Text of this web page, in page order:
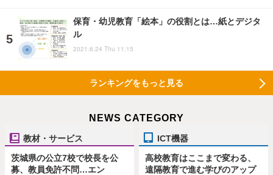
保育・幼児教育「絵本」の役割とは…紙とデジタ
ル
2021.6.24 Thu 11:15
ランキングをもっと見る
NEWS CATEGORY
教材・サービス
茨城県の公立7校で校長を公
募、教員免許不問…エン
ICT機器
高校教育はここまで変わる、
遠隔教育で進む学びのアップ